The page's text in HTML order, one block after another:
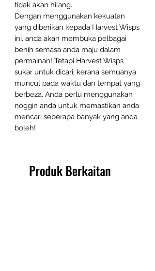
tidak akan hilang.
Dengan menggunakan kekuatan
yang diberikan kepada Harvest Wisps
ini, anda akan membuka pelbagai
benih semasa anda maju dalam
permainan! Tetapi Harvest Wisps
sukar untuk dicari, kerana semuanya
muncul pada waktu dan tempat yang
berbeza. Anda perlu menggunakan
noggin anda untuk memastikan anda
mencari seberapa banyak yang anda
boleh!
Produk Berkaitan